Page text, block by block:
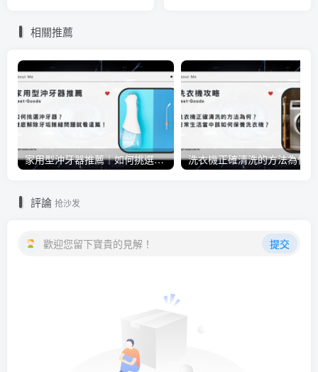
相關推薦
家用型沖牙器推薦｜如何挑選沖牙器？徹底解除牙垢隙縫問題就看這篇！
評論 抢沙发
歡迎您留下寶貴的見解！ 提交